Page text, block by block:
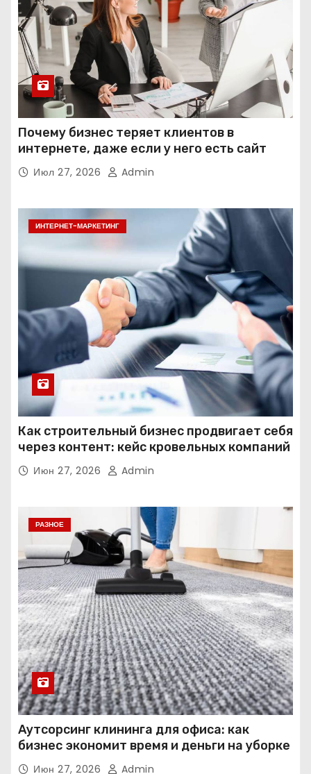
Почему бизнес теряет клиентов в
интернете, даже если у него есть сайт
Июл 27, 2026 Admin
ИНТЕРНЕТ-МАРКЕТИНГ
Как строительный бизнес продвигает себя
через контент: кейс кровельных компаний
Июн 27, 2026 Admin
РАЗНОЕ
Аутсорсинг клининга для офиса: как
бизнес экономит время и деньги на уборке
Июн 27, 2026 Admin